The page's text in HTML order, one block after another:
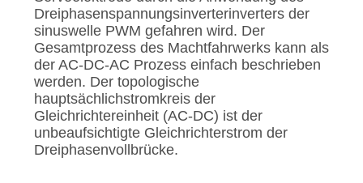
Dreiphasenspannungsinverterinverters der
sinuswelle PWM gefahren wird. Der
Gesamtprozess des Machtfahrwerks kann als
der AC-DC-AC Prozess einfach beschrieben
werden. Der topologische
hauptsächlichstromkreis der
Gleichrichtereinheit (AC-DC) ist der
unbeaufsichtigte Gleichrichterstrom der
Dreiphasenvollbrücke.